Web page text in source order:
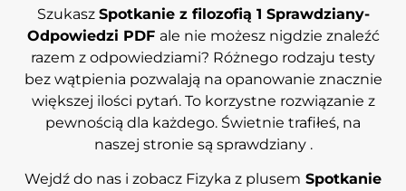
Szukasz Spotkanie z filozofią 1 Sprawdziany-
Odpowiedzi PDF ale nie możesz nigdzie znaleźć
razem z odpowiedziami? Różnego rodzaju testy
bez wątpienia pozwalają na opanowanie znacznie
większej ilości pytań. To korzystne rozwiązanie z
pewnością dla każdego. Świetnie trafiłeś, na
naszej stronie są sprawdziany .
Wejdź do nas i zobacz Fizyka z plusem Spotkanie